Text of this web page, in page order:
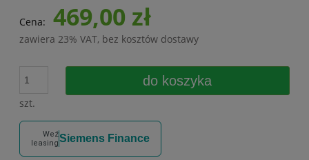
Cena: 469,00 zł
zawiera 23% VAT, bez kosztów dostawy
szt.
do koszyka
Weź
leasingSiemens Finance